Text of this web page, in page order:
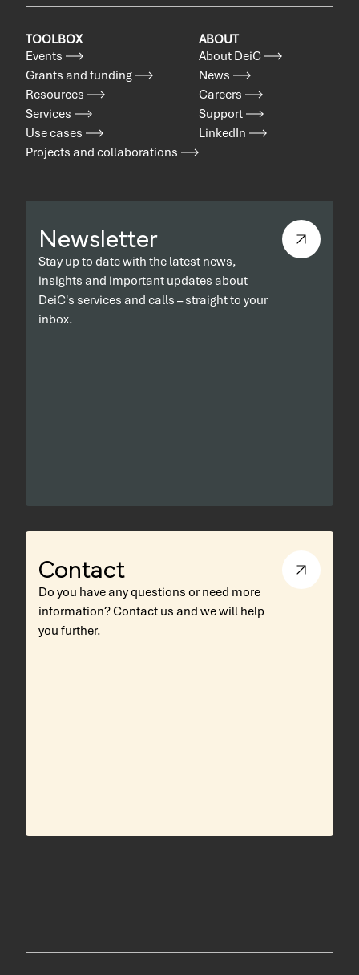
TOOLBOX
Events
Grants and funding
Resources
Services
Use cases
Projects and collaborations
ABOUT
About DeiC
News
Careers
Support
LinkedIn
Newsletter
Stay up to date with the latest news,
insights and important updates about
DeiC's services and calls – straight to your
inbox.
Contact
Do you have any questions or need more
information? Contact us and we will help
you further.